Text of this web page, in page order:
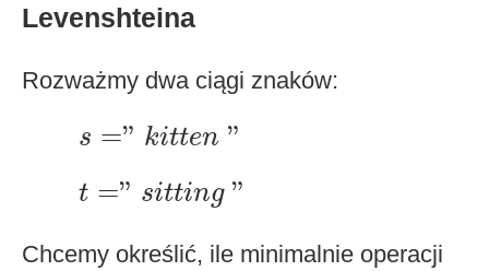
Levenshteina
Rozważmy dwa ciągi znaków:
s =" kitten "
=" kitte n"
t =" sitting "
=" sitting "
Chcemy określić, ile minimalnie operacji